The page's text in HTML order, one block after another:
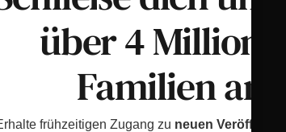
Einkaufssicherheit
Hilfe-Center
Kontakt
Presse
Patlife
über 4 Millionen
Familien an
frühzeitigen Zugang zu neuen